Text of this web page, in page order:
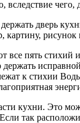
чего,
дверь
пять
к стихии
кухни. Это
так